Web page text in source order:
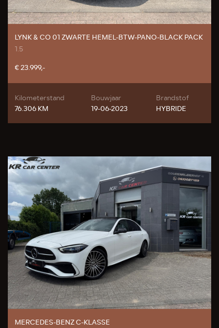
LYNK & CO 01 ZWARTE HEMEL-BTW-PANO-BLACK PACK
1.5
€ 23.999,-
Kilometerstand
76.306 KM
Bouwjaar
19-06-2023
Brandstof
HYBRIDE
MERCEDES-BENZ C-KLASSE